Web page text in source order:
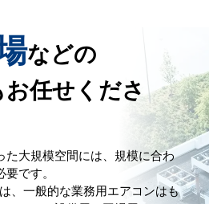
などの
お任せくださ
た大規模空間には、規模に合わ
です。
、一般的な業務用エアコンはも